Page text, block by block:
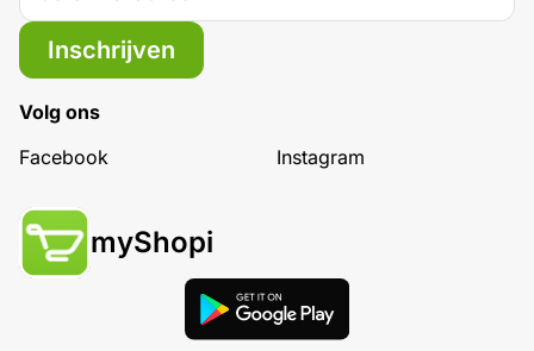
Inschrijven
Volg ons
Facebook
Instagram
myShopi